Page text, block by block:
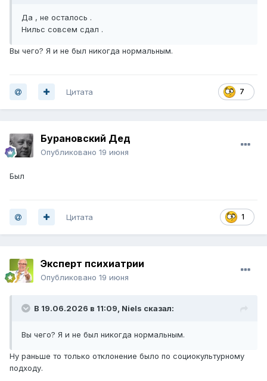
Да , не осталось .
Нильс совсем сдал .
Вы чего? Я и не был никогда нормальным.
7
Цитата
Бурановский Дед
Опубликовано 19 июня
Был
1
Цитата
Эксперт психиатрии
Опубликовано 19 июня
В 19.06.2026 в 11:09, Niels сказал:
Вы чего? Я и не был никогда нормальным.
Ну раньше то только отклонение было по социокультурному
подходу.